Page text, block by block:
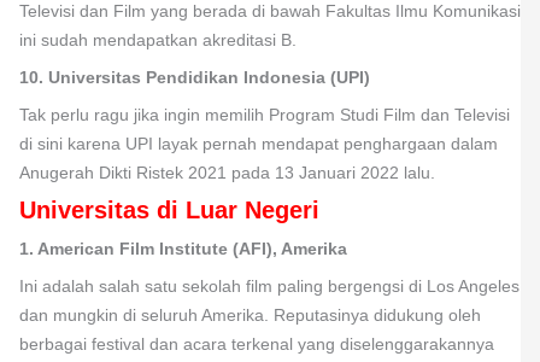
Televisi dan Film yang berada di bawah Fakultas Ilmu Komunikasi
ini sudah mendapatkan akreditasi B.
10. Universitas Pendidikan Indonesia (UPI)
Tak perlu ragu jika ingin memilih Program Studi Film dan Televisi
di sini karena UPI layak pernah mendapat penghargaan dalam
Anugerah Dikti Ristek 2021 pada 13 Januari 2022 lalu.
Universitas di Luar Negeri
1. American Film Institute (AFI), Amerika
Ini adalah salah satu sekolah film paling bergengsi di Los Angeles
dan mungkin di seluruh Amerika. Reputasinya didukung oleh
berbagai festival dan acara terkenal yang diselenggarakannya